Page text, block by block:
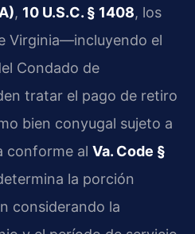
, 10 U.S.C. § 1408, los
Virginia—incluyendo el
Condado de
tratar el pago de retiro
bien conyugal sujeto a
conforme al Va. Code §
la porción
considerando la